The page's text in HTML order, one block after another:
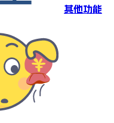
其他功能